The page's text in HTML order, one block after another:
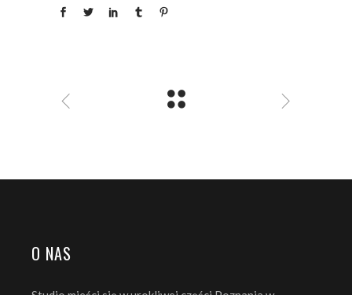
O NAS